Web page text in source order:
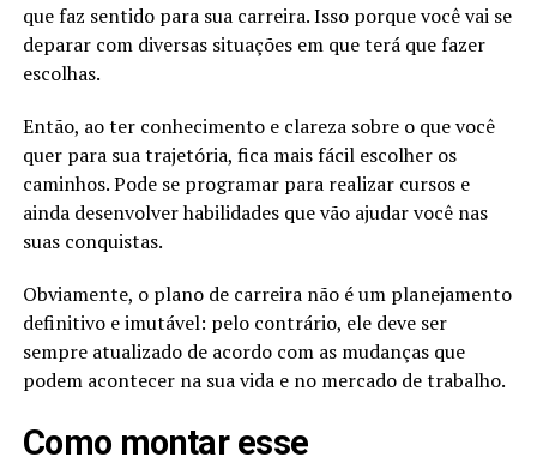
que faz sentido para sua carreira. Isso porque você vai se
deparar com diversas situações em que terá que fazer
escolhas.
Então, ao ter conhecimento e clareza sobre o que você
quer para sua trajetória, fica mais fácil escolher os
caminhos. Pode se programar para realizar cursos e
ainda desenvolver habilidades que vão ajudar você nas
suas conquistas.
Obviamente, o plano de carreira não é um planejamento
definitivo e imutável: pelo contrário, ele deve ser
sempre atualizado de acordo com as mudanças que
podem acontecer na sua vida e no mercado de trabalho.
Como montar esse